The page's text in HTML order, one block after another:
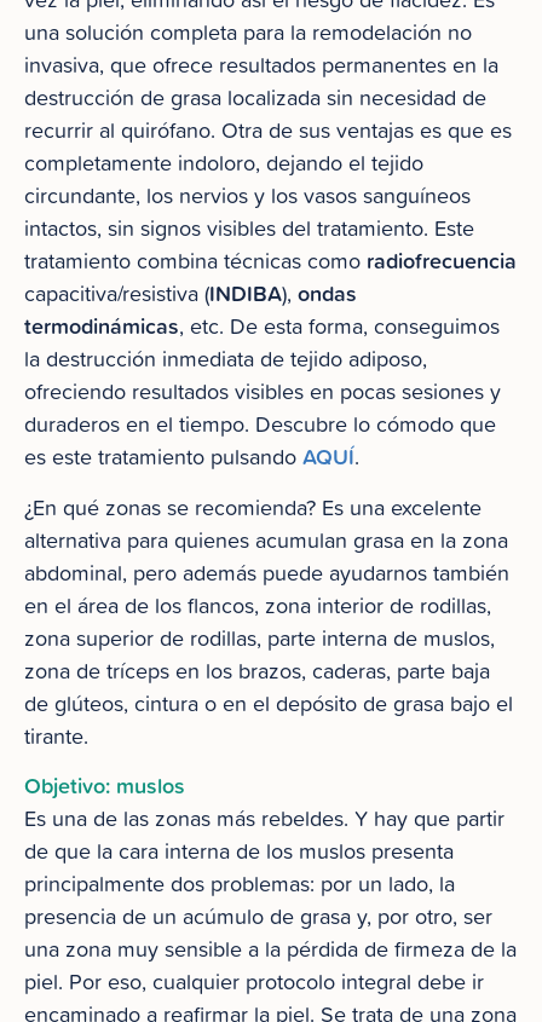
una solución completa para la remodelación no
invasiva, que ofrece resultados permanentes en la
destrucción de grasa localizada sin necesidad de
recurrir al quirófano. Otra de sus ventajas es que es
completamente indoloro, dejando el tejido
circundante, los nervios y los vasos sanguíneos
intactos, sin signos visibles del tratamiento. Este
tratamiento combina técnicas como radiofrecuencia
capacitiva/resistiva (INDIBA), ondas
termodinámicas, etc. De esta forma, conseguimos
la destrucción inmediata de tejido adiposo,
ofreciendo resultados visibles en pocas sesiones y
duraderos en el tiempo. Descubre lo cómodo que
es este tratamiento pulsando AQUÍ.
¿En qué zonas se recomienda? Es una excelente
alternativa para quienes acumulan grasa en la zona
abdominal, pero además puede ayudarnos también
en el área de los flancos, zona interior de rodillas,
zona superior de rodillas, parte interna de muslos,
zona de tríceps en los brazos, caderas, parte baja
de glúteos, cintura o en el depósito de grasa bajo el
tirante.
Objetivo: muslos
Es una de las zonas más rebeldes. Y hay que partir
de que la cara interna de los muslos presenta
principalmente dos problemas: por un lado, la
presencia de un acúmulo de grasa y, por otro, ser
una zona muy sensible a la pérdida de firmeza de la
piel. Por eso, cualquier protocolo integral debe ir
encaminado a reafirmar la piel. Se trata de una zona